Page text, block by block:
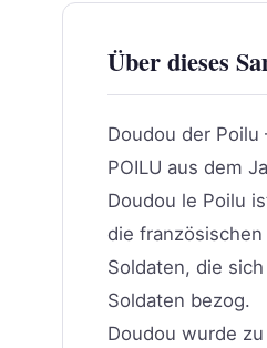
Über dieses
Doudou der Poilu
POILU aus dem
Doudou le Poilu
die
Soldaten, die
Soldaten bezog.
Doudou wurde